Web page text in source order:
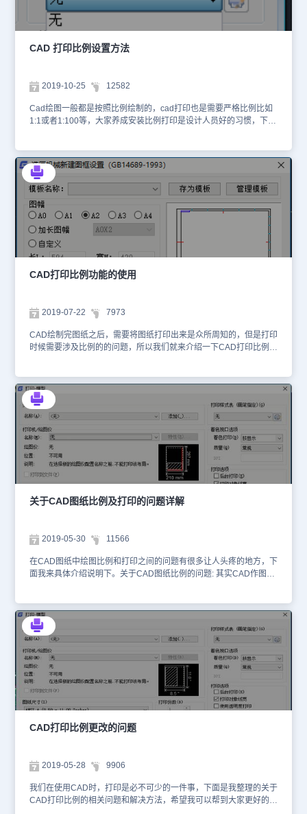
比例和打印比例不相等的提示了，如下图所示 需要注意，一般建议
设计人员在实际绘图的时候，都是按照1：1的比例进行绘图，也就是
实际中的尺寸是多大就画成多大的，然后通过图框来调整打印出图的
比例，最后出图设置打印比例在选择相应比例和纸张对应。
CAD 打印比例设置方法
2019-10-25 12582
Cad绘图一般都是按照比例绘制的，cad打印也是需要严格比例比如
1:1或者1:100等，大家养成安装比例打印是设计人员好的习惯，下面
的按钮）。为方便打印和与他人交流，可以在模型空间的图框内按比
例绘制图形，而在图框外留一份1：1的图形，这样做的目的主要是文
字和标注的需要，如果有更好的方法当然可以采用。注意：图框外的
图纸边界也需画出（即纸的边界）。 不管是在打印机上还是在绘图
仪上对图纸进行严格的1：1打印都是毫无问题的，严格按图纸标题栏
标明的比例打印是设计人员应该养成的好习惯。下面叙述严格按比例
打印的方法和设置。 在模型空间绘制完图形后在布局空间（即图纸
空间）打印（模型空间和布局空间的切换见窗口左下方的按钮）。为
方便打印和与他人交流，可以在模型空间的图框内按比例绘制图形，
而在图框外留一份1：1的图形，这样做的目的主要是文字和标注的需
要，如果有更好的方法当然可以采用。注意：图框外的图纸边界也需
设置各种图幅的打印模式，比如A4、A3、A2、A1、A0等。现以纵
置A4图幅为例，其他图幅照此办理。 1）在模型空间绘制图纸完成
后，鼠标左键点击窗口左下方“模型”按钮右侧的“布局1”按钮切换到布
局空间。在“布局1”按钮上单击鼠标右键，在弹出的菜单中选“重命
中输入“A4-V”（表示A4纵置，也可其他输入），按“确定”后弹出“页面
设置”对话框，可以在此设置打印模式，设置完后按“确定”，也可以先
不设置，按“取消”回到“页面设置管理器”，不管怎样，要使设置生
效，必须将设置变为当前设置，方法是鼠标左键选中“A4-V”然后按
“置为当前”。 3）要修改设置，在“页面设置管理器”对话框内鼠标左
键选中“A4-V”然后按“修改”按钮，进入“页面设置”对话框，在“打印机/
绘图仪”名称栏内可选实际的打印机/绘图仪，也可以选虚拟打印机如
PDF打印机。在“图纸尺寸”框内选“A4”，在“打印区域”框内选“布局”，
1”， “缩放线宽”不选，“图形方向”选“纵向”，“打印选项”选“按样式打
绘图时不同的图线设置的是线宽，则可选“monochrome.ctb”选项，
器”按钮进行编辑或创建）。 4）打印机的设置以PDF打印机为例，
选定打印机后按右侧的“特性”按钮进入“绘图仪配置编辑器”对话框，
项，在下面弹出的框内找到“A4”然后点右侧的“修改”按钮，在弹出的
对话框内的“上、下、左、右”内均填入数字“0”，按“下一步”，在“PMP
文件名”框内输入一个名称如“A4-V”，按“确定”，在弹出的对话框内将
输入框内末尾的“PDF.pc3”修改为“A4-V.pc3”,按“完成”。至此，“页面
设置”完成。“确定”后回到A4布局窗口。 5）在A4布局窗口内，拖动
黑色框的左下角至白色图纸的左下角，使二者重合（必要时可放大后
操作），同样使二者右上角重合 6）鼠标左键选中刚才拖动的黑色
框，然后按右键，在弹出的菜单的最下面选“特性”选项，在弹出的窗
口内的“标准比例”一项选1：1，关闭对话框。双击图形区域（实际是
缘与A4纸的边缘对齐（必要时可放大后操作）。注意：必须是平
内）。 7）至此，图纸的打印格式设置完成。按“文件打印预览”，即
了）。如果实际打印出来后，该隐的不隐该藏的不藏，则调整一下图
框和图纸空间中纸的相对位置即可。 8）按以上方法绘图和打印时，
CAD打印比例功能的使用
2019-07-22 7973
CAD绘制完图纸之后，需要将图纸打印出来是众所周知的，但是打印
时候需要涉及比例的的问题，所以我们就来介绍一下CAD打印比例的
的，一般是施工图；不按照比例的情况有很多，一般有方案文本、过
程图（自己看的）、条件图等，最近几年的初步设计（扩初设计）文
本也逐渐变成不按照比例打印成A3大小。先来看看按照比例打印的
施工图。施工图基本上都是按比例出图的，但是在出图时会有不同的
比例设置。比如说，平立剖一般都是1:100，楼梯间、卫生间是
1:50，节点大样是1:20，装修图中的节点大样则可能会有1:10、
1:5、1:2等的比例，总图的常用比例是1:500,有时候也会有1:1000、
1:2000等。我接下来以一套包括平立剖面图、楼梯间、卫生间大样和
节点大样的常规的建筑施工图来举例说明。首先，我们一开始绘制的
一般都是平面图，这时我们应该以实际每1MM对应CAD中的每个标
准单位1来绘制，接下来的其他立剖面也同样。这时，我们有两个地
房间名可稍大些，图纸名称等专用字体高度另定。第二，就是在进行
尺寸标注后，将该尺寸标注的“标注全局比例”设置成100（我已修改
了前文有关标注设置中的一些内容，大家注意观看）。其他的设置，
按照前文所述。接下来是1:50比例的楼梯大样和卫生间大样。在绘制
例。二是字大小、标高大小、轴线号大小同样的Scale为原来的0.5比
例。三是标注设置，将这一部分的所有标注中的“标注全局比例”修改
为50。这样的话，按照1:50的比例打印出来时，各部分的大小尺寸都
会比较合适。1:20的节点大样绘制方法一样，不再啰嗦。图纸绘制完
毕后，要做的就是套图框。每个公司都有自己的图框，而且不同的图
幅应该都有。图框在制作时，大多都会按照1:1的比例：A0—
1194*840；A1—840*597；A2—597*420；A3—420*297；A4—
297*210。其中，A1和A2图幅的还经常用到竖图框。还有，我们需
模数增加。每个图框不管图幅是多少，按照一定的比例打印出来时，
还有两点要说。一是并非所有的平立剖面图都要按照1:100的比例
1:200的比例。这样才能够使图纸饱满。第二点，就是不管是什么
图，绘制时都切记以实际每1MM对应CAD中的每个标准单位1来绘制
关于CAD图纸比例及打印的问题详解
2019-05-30 11566
在CAD图纸中绘图比例和打印之间的问题有很多让人头疼的地方，下
面我来具体介绍说明下。关于CAD图纸比例的问题: 其实CAD作图的
是一样的,这个尺寸是图形的实际尺寸,我把它称为测量尺寸(用DI命令
可以测量得出的)。所不同的是出图比例,现在的软件在插入图框和写
字体的时候会根据你设置的出图比例来调整图框和字体的大小。例如
你在1:1比例下插入的A3图框为420*297,其量得尺寸就是420*297;而
在1:100的比例下插入的A3图框写的是420*297,但实际插入以后量得
尺寸是42000*29700。所以我们要控制出图时候的字体大小、图形
大小,只要控制出图比例就可以了。这个在插入别人的图形时候很重
要。例如我决定打印时的图框是1:1,插入的时候(天正或者探索者)把
插入命令下的比例改成1:1,这时候插入的图框(以A3为例)是
420*297。这时候把你所画的图放进图框,那么打印出来的比例就是
1:1,也就是打印出来的A3图上得1毫米就是实际物体的1毫米。这个估
呵呵,那是当然啦,因为你不是想画1:1的图纸,以1:100为例,你在图纸中
写明比例为1:100,这句话实际含义是要保证你的图纸打印出来以后,所
量得的尺寸1毫米代表了实际的100毫米。这时候应该把你所插入的
1:1的图框放大100倍,再把CAD图纸放进去,图中图框放大了100倍,但
CAD打印比例更改的问题
2019-05-28 9906
我们在使用CAD时，打印是必不可少的一件事，下面是我整理的关于
CAD打印比例的相关问题和解决方法，希望我可以帮到大家更好的去